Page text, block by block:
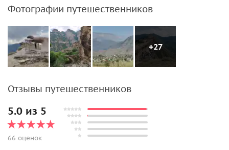
Фотографии путешественников
+27
Отзывы путешественников
5.0 из 5
66 оценок